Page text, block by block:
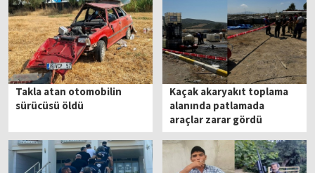
Takla atan otomobilin
sürücüsü öldü
Kaçak akaryakıt toplama
alanında patlamada
araçlar zarar gördü